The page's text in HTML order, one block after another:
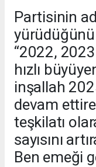
Partisinin
“2022, 2023
hızlı
inşallah
devam
teşkilatı
sayısını
Ben emeği